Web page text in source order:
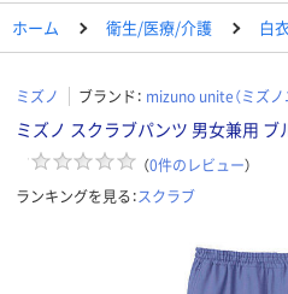
ホーム 衛生/医療/介護 白
ミズノ ブランド： mizuno unite（ミズノ
ミズノ スクラブパンツ 男女兼用 ブ
（0件のレビュー）
ランキングを見る：スクラブ